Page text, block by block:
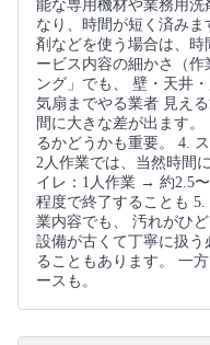
能な専用機材や業務用洗
なり、時間が短く済み
剤などを使う場合は、
ービス内容の細かさ（
ング」でも、 壁・天井
気扇までやる業者 見え
間に大きな差が出ます
るかどうかも重要。 4.
2人作業では、当然時間
イレ：1人作業 → 約2.5
程度で終了することも
業内容でも、 汚れがひ
設備が古くて丁寧に扱
ることもあります。 一
ースも。